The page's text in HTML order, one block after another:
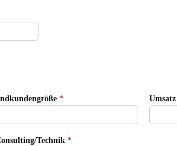
*
Technik *